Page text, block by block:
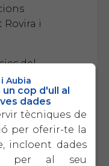
Rovira i
del
de
Riscos
(350h).
Aubia
cop d'ull al
dades
tècniques de
per oferir-te la
incloent dades
per al seu